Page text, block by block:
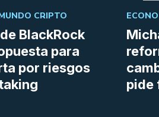
BlackRock
para
por riesgos
CRIPTO
pide